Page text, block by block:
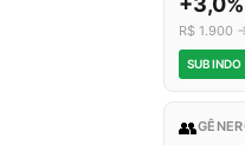
R$ 1.900
SUBINDO
👥